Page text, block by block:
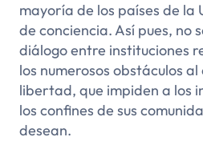
mayoría de los países de la
de conciencia. Así pues, no
diálogo entre instituciones
los numerosos obstáculos
libertad, que impiden a los
los confines de sus
desean.